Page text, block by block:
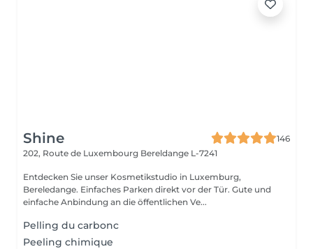
Shine
146
202, Route de Luxembourg Bereldange L-7241
Entdecken Sie unser Kosmetikstudio in Luxemburg,
Bereledange. Einfaches Parken direkt vor der Tür. Gute und
einfache Anbindung an die öffentlichen Ve...
Pelling du carbonc
Peeling chimique